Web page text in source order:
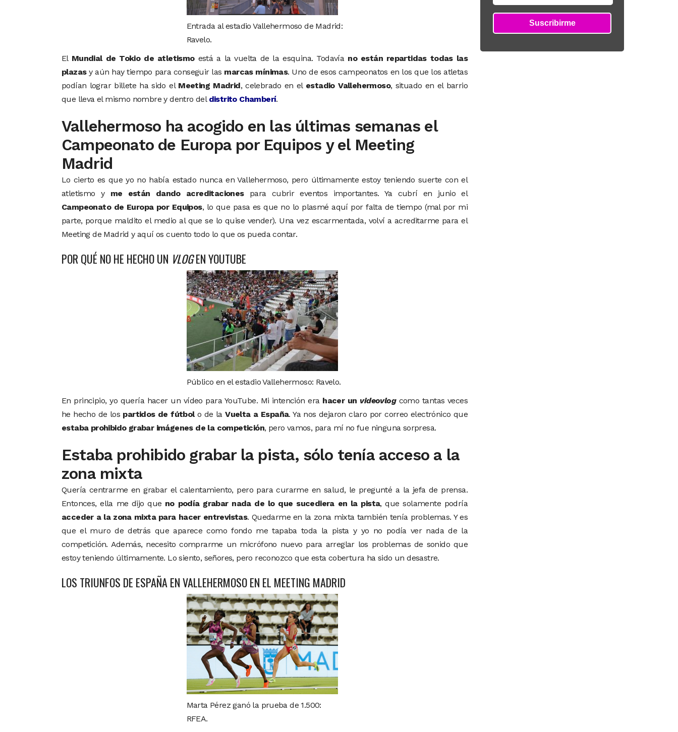
Entrada al estadio Vallehermoso de Madrid:
Ravelo.
El Mundial de Tokio de atletismoestá a la vuelta de la esquina. Todavía no están repartidas todas las
plazasy aún hay tiempo para conseguir las marcas mínimas. Uno de esos campeonatos en los que los atletas
podían lograr billete ha sido el Meeting Madrid, celebrado en el estadio Vallehermoso, situado en el barrio
que lleva el mismo nombre y dentro del distrito Chamberí.
Vallehermoso ha acogido en las últimas semanas el
Campeonato de Europa por Equipos y el Meeting
Madrid
Lo cierto es que yo no había estado nunca en Vallehermoso, pero últimamente estoy teniendo suerte con el
atletismo y me están dando acreditacionespara cubrir eventos importantes. Ya cubrí en junio el
Campeonato de Europa por Equipos, lo que pasa es que no lo plasmé aquí por falta de tiempo (mal por mi
parte, porque maldito el medio al que se lo quise vender). Una vez escarmentada, volví a acreditarme para el
Meeting de Madrid y aquí os cuento todo lo que os pueda contar.
POR QUÉ NO HE HECHO UN VLOGEN YOUTUBE
Público en el estadio Vallehermoso: Ravelo.
En principio, yo quería hacer un vídeo para YouTube. Mi intención era hacer un videovlogcomo tantas veces
he hecho de los partidos de fútbolo de laVuelta a España. Ya nos dejaron claro por correo electrónico que
estaba prohibido grabar imágenes de la competición, pero vamos, para mí no fue ninguna sorpresa.
Estaba prohibido grabar la pista, sólo tenía acceso a la
zona mixta
Quería centrarme en grabar el calentamiento, pero para curarme en salud, le pregunté a la jefa de prensa.
Entonces, ella me dijo que no podía grabar nada de lo que sucediera en la pista, que solamente podría
acceder a la zona mixta para hacer entrevistas. Quedarme en la zona mixta también tenía problemas. Y es
que el muro de detrás que aparece como fondo me tapaba toda la pista y yo no podía ver nada de la
competición. Además, necesito comprarme un micrófono nuevo para arreglar los problemas de sonido que
estoy teniendo últimamente. Lo siento, señores, pero reconozco que esta cobertura ha sido un desastre.
LOS TRIUNFOS DE ESPAÑA EN VALLEHERMOSO EN EL MEETING MADRID
Marta Pérez ganó la prueba de 1.500:
RFEA.